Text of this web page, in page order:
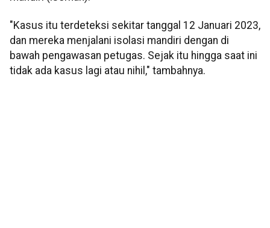
"Kasus itu terdeteksi sekitar tanggal 12 Januari 2023,
dan mereka menjalani isolasi mandiri dengan di
bawah pengawasan petugas. Sejak itu hingga saat ini
tidak ada kasus lagi atau nihil," tambahnya.